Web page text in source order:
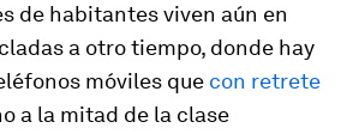
de habitantes viven aún en
a otro tiempo, donde hay
móviles que con retrete
a la mitad de la clase